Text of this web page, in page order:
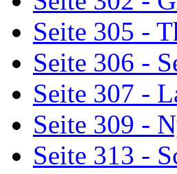
Seite 305 -
Seite 306 -
Seite 307 -
Seite 309 -
Seite 313 -